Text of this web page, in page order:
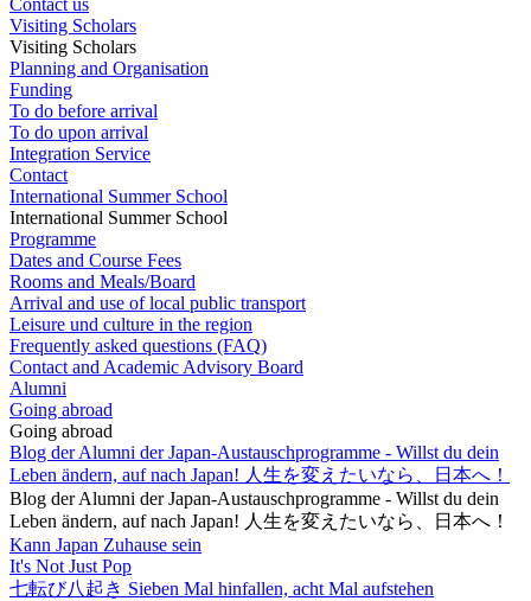
Contact us
Visiting Scholars
Visiting Scholars
Planning and Organisation
Funding
To do before arrival
To do upon arrival
Integration Service
Contact
International Summer School
International Summer School
Programme
Dates and Course Fees
Rooms and Meals/Board
Arrival and use of local public transport
Leisure und culture in the region
Frequently asked questions (FAQ)
Contact and Academic Advisory Board
Alumni
Going abroad
Going abroad
Blog der Alumni der Japan-Austauschprogramme - Willst du dein
Leben ändern, auf nach Japan! 人生を変えたいなら、日本へ！
Blog der Alumni der Japan-Austauschprogramme - Willst du dein
Leben ändern, auf nach Japan! 人生を変えたいなら、日本へ！
Kann Japan Zuhause sein
It's Not Just Pop
七転び八起き Sieben Mal hinfallen, acht Mal aufstehen